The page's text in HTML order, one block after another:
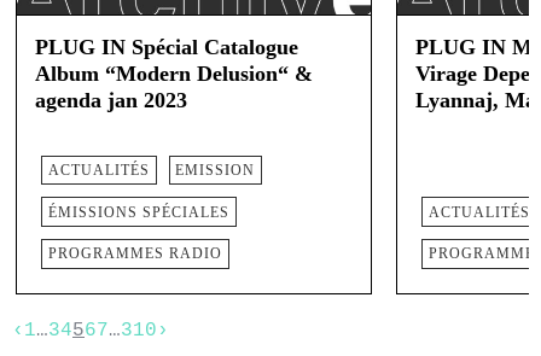
PLUG IN Spécial Catalogue
Album “Modern Delusion“ &
agenda jan 2023
ACTUALITÉS EMISSION
ÉMISSIONS SPÉCIALES
PROGRAMMES RADIO
PLUG IN
Virage
Lyannaj,
ACTUALITÉS
‹ 1…34567…310 ›